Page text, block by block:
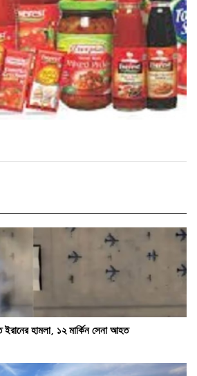
ইরানের হামলা, ১২ মার্কিন সেনা আহত